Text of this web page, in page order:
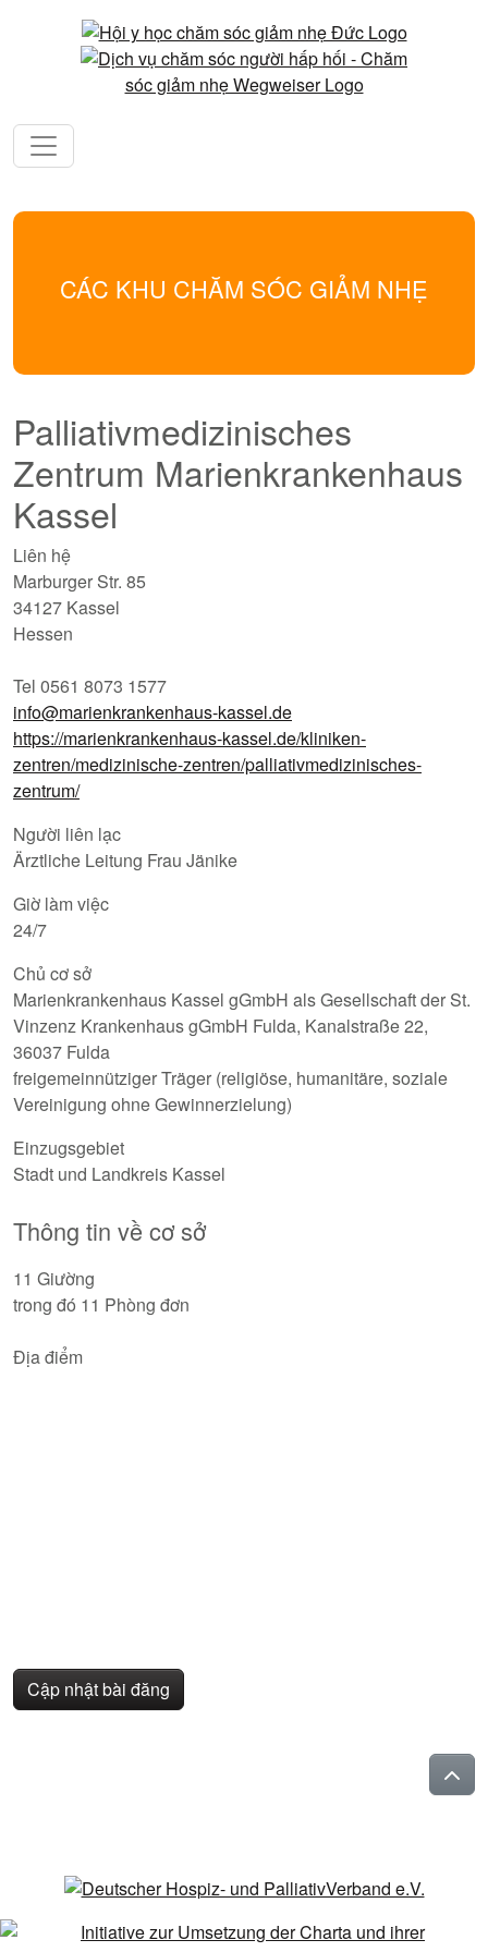
CÁC KHU CHĂM SÓC GIẢM NHẸ
Palliativmedizinisches
Zentrum Marienkrankenhaus
Kassel
Liên hệ
Marburger Str. 85
34127 Kassel
Hessen
Tel 0561 8073 1577
info@marienkrankenhaus-kassel.de
https://marienkrankenhaus-kassel.de/kliniken-
zentren/medizinische-zentren/palliativmedizinisches-
zentrum/
Người liên lạc
Ärztliche Leitung Frau Jänike
Giờ làm việc
24/7
Chủ cơ sở
Marienkrankenhaus Kassel gGmbH als Gesellschaft der St.
Vinzenz Krankenhaus gGmbH Fulda, Kanalstraße 22,
36037 Fulda
freigemeinnütziger Träger (religiöse, humanitäre, soziale
Vereinigung ohne Gewinnerzielung)
Einzugsgebiet
Stadt und Landkreis Kassel
Thông tin về cơ sở
11 Giường
trong đó 11 Phòng đơn
Địa điểm
Cập nhật bài đăng